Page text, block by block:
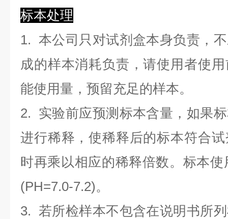
标本处理
1. 本公司只对试剂盒本身负责，
成的样本消耗负责，请使用者使
能使用量，预留充足的样本。
2. 实验前应预测标本含量，如果
进行稀释，使稀释后的标本符合
时再乘以相应的稀释倍数。标本
(PH=7.0-7.2)。
3. 若所检样本不包含在说明书所